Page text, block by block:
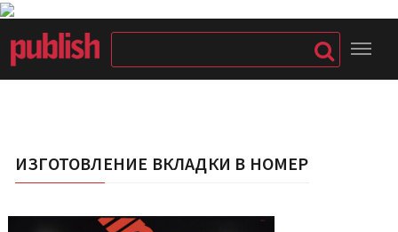
ИЗГОТОВЛЕНИЕ ВКЛАДКИ В НОМЕР